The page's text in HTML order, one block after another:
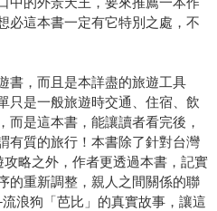
這本書一定有它特別之處，不
書，而且是本詳盡的旅遊工具
只是一般旅遊時交通、住宿、飲
而是這本書，能讓讀者看完後，
有質的旅行！本書除了針對台灣
略之外，作者更透過本書，記實
的重新調整，親人之間關係的聯
浪狗「芭比」的真實故事，讓這